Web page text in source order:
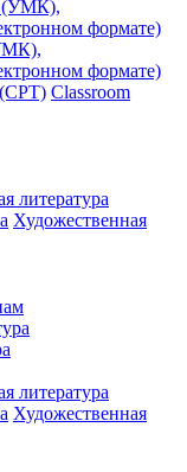
формате)
Classroom
литература
Художественная
литература
Художественная